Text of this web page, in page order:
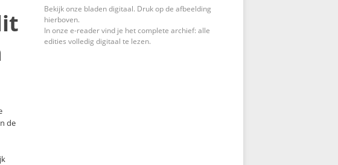
de
Bekijk onze bladen digitaal. Druk op de afbeelding
hierboven.
In onze e-reader vind je het complete archief: alle
edities volledig digitaal te lezen.